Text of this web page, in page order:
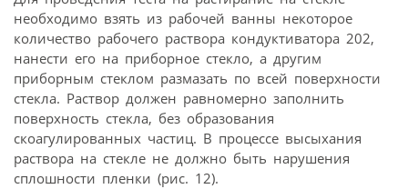
необходимо взять из рабочей ванны некоторое
количество рабочего раствора кондуктиватора 202,
нанести его на приборное стекло, а другим
приборным стеклом размазать по всей поверхности
стекла. Раствор должен равномерно заполнить
поверхность стекла, без образования
скоагулированных частиц. В процессе высыхания
раствора на стекле не должно быть нарушения
сплошности пленки (рис. 12).